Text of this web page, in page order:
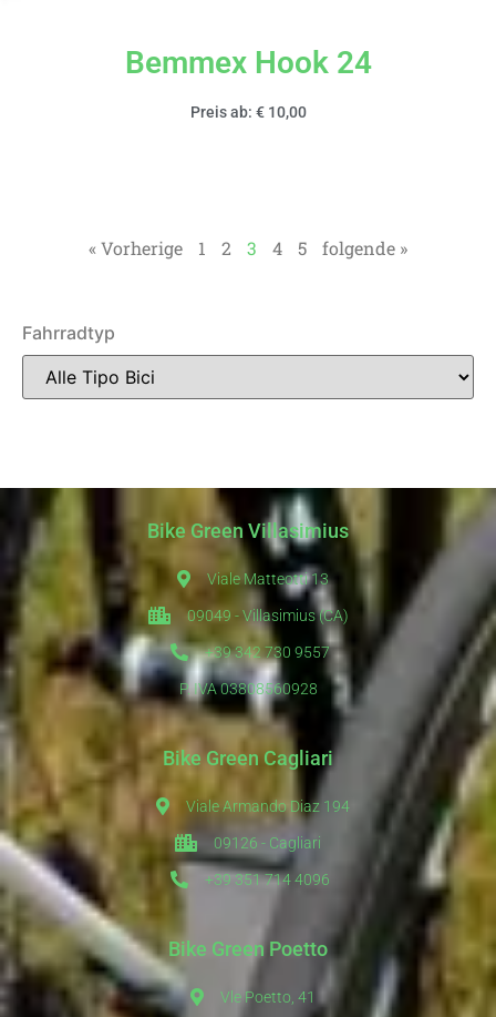
Bemmex Hook 24
Preis ab: € 10,00
« Vorherige 1 2 3 4 5 folgende »
Fahrradtyp
Bike Green Villasimius
Viale Matteotti 13
09049 - Villasimius (CA)
+39 342 730 9557
P. IVA 03808560928
Bike Green Cagliari
Viale Armando Diaz 194
09126 - Cagliari
+39 351 714 4096
Bike Green Poetto
Vle Poetto, 41